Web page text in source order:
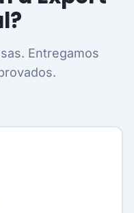
Entregamos